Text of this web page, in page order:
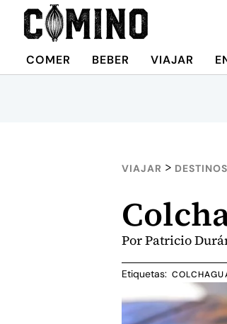
COMER BEBER VIAJAR
VIAJAR > DESTINOS
PorPatricio
Etiquetas: